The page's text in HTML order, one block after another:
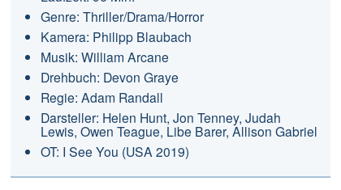
Genre: Thriller/Drama/Horror
Kamera: Philipp Blaubach
Musik: William Arcane
Drehbuch: Devon Graye
Regie: Adam Randall
Darsteller: Helen Hunt, Jon Tenney, Judah
Lewis, Owen Teague, Libe Barer, Allison Gabriel
OT: I See You (USA 2019)